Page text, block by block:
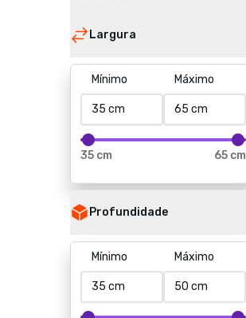
Largura
Mínimo Máximo
35 cm 65 cm
Profundidade
Mínimo Máximo